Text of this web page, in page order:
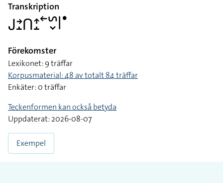
Transkription
􌤢􌥔􌤸􌤽􌤴􌤸􌥢􌥲􌦀􌥼􌤟
Förekomster
Lexikonet: 9 träffar
Korpusmaterial: 48 av totalt 84 träffar
Enkäter: 0 träffar
Teckenformen kan också betyda
Uppdaterat: 2026-08-07
Exempel